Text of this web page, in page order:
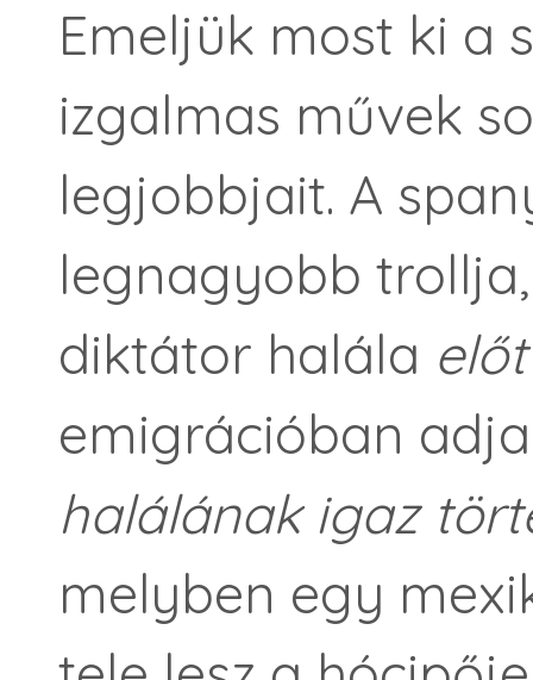
Emeljük most ki a
izgalmas művek
legjobbjait. A
legnagyobb
diktátor halála
emigrációban
halálának igaz
melyben egy